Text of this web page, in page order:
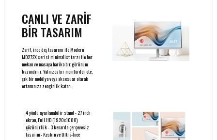
CANLI VE ZARİF
BİR TASARIM
Zarif, ince dış tasarımı ile Modern
MD272X serisi minimalist tarzı ile her
mekan ve masaya harika bir görünüm
kazandırır. Yalnızca bir monitörden öte,
şık bir mobilya veya aksesuar olarak
ortamınıza zenginlik katar.
4 yönlü ayarlanabilir stand - 27 inch
ekran, Full HD (1920x1080)
çözünürlük - 3 kenarda çerçevesiz
tasarım - Keskin ve Ultra-İnce